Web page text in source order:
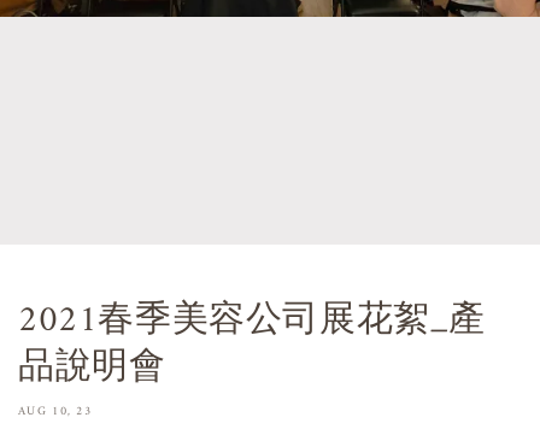
2021春季美容公司展花絮_產
品說明會
AUG 10, 23